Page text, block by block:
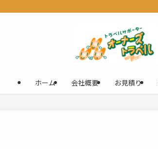
ホーム 会社概要 お見積り